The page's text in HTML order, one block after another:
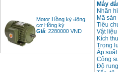
cơ Hồng ký
Giá:2280000
Máy
Nhãn
Mã
Tiêu
Vật
Kích
Trọng
Áp
Công
Độ